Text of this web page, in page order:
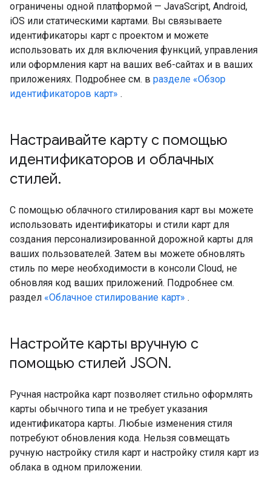
ограничены одной платформой — JavaScript, Android,
iOS или статическими картами. Вы связываете
идентификаторы карт с проектом и можете
использовать их для включения функций, управления
или оформления карт на ваших веб-сайтах и ​​в ваших
приложениях. Подробнее см. в разделе «Обзор
идентификаторов карт» .
Настраивайте карту с помощью
идентификаторов и облачных
стилей.
С помощью облачного стилирования карт вы можете
использовать идентификаторы и стили карт для
создания персонализированной дорожной карты для
ваших пользователей. Затем вы можете обновлять
стиль по мере необходимости в консоли Cloud, не
обновляя код ваших приложений. Подробнее см.
раздел «Облачное стилирование карт» .
Настройте карты вручную с
помощью стилей JSON.
Ручная настройка карт позволяет стильно оформлять
карты обычного типа и не требует указания
идентификатора карты. Любые изменения стиля
потребуют обновления кода. Нельзя совмещать
ручную настройку стиля карт и настройку стиля карт из
облака в одном приложении.